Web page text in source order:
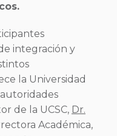
integración y
la Universidad
de la UCSC, Dr.
Académica,